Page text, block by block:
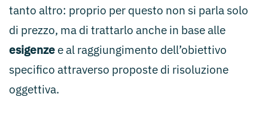
tanto altro: proprio per questo non si parla solo
di prezzo, ma di trattarlo anche in base alle
esigenze e al raggiungimento dell’obiettivo
specifico attraverso proposte di risoluzione
oggettiva.